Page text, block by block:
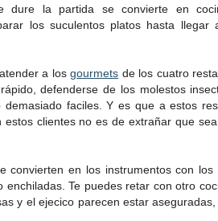
dure la partida se convierte en
los suculentos platos hasta
a los gourmets de los cuatro
defenderse de los molestos
demasiado faciles. Y es que a estos
estos clientes no es de extrañar que
convierten en los instrumentos con los
enchiladas. Te puedes retar con otro
y el ejecico parecen estar